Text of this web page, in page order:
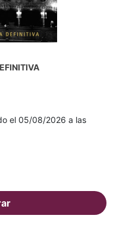
el 05/08/2026 a las